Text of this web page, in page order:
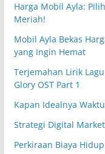
Harga Mobil Ayla:
Meriah!
Mobil Ayla Bekas
yang Ingin Hemat
Terjemahan Lirik
Glory OST Part 1
Kapan Idealnya
Strategi Digital
Perkiraan Biaya